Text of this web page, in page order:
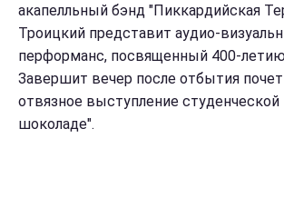
акапелльный бэнд "Пиккардийская
Троицкий представит аудио-
перформанс, посвященный 400-
Завершит вечер после отбытия
отвязное выступление студенческой
шоколаде".